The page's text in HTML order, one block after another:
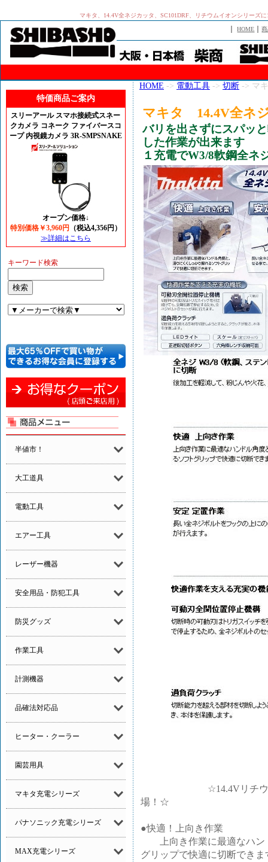
マキタ、14.4V全ネジカッタ、SC101DRF、リチウムイオンシリー
｜HOME ｜
特価商品ご案内
スリーアール スマホ接続式スネー
クカメラ コネーク ファイバースコ
ープ 内視鏡カメラ 3R-SMPSNAKE
オープン価格↓
特別価格￥3,960円
（税込4,356円）
≫詳細はこちら
キーワード検索
半値市！
大工道具
電動工具
エアー工具
レーザー機器
安全用品・防犯工具
防災グッズ
作業工具
計測機器
品確法対応品
ヒーター・クーラー
園芸用具
マキタ充電シリーズ
パナソニック充電シリーズ
MAX充電シリーズ
HOME -> 電動工具 -> 切断 -> マ
マキタ 14.4V全ネ
バリを出さずにスパッ
した作業が出来ます
１充電でW3/8軟鋼全ネ
☆14.4Vリチウムイオ
場！☆
●快適！上向き作業
上向き作業に最適なハン
グリップで快適に切断できま